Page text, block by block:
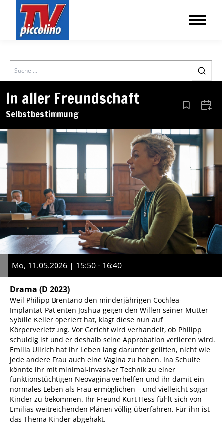
Search
In aller Freundschaft
Selbstbestimmung Aus den
Mo, 11.05.2026 | 15:50 - 16:40
Drama (D 2023)
Weil Philipp Brentano den minderjährigen Cochlea-
Implantat-Patienten Joshua gegen den Willen seiner Mutter
Sybille Keller operiert hat, klagt diese nun auf
Körperverletzung. Vor Gericht wird verhandelt, ob Philipp
schuldig ist und er deshalb seine Approbation verlieren wird.
Emilia Ullrich hat ihr Leben lang darunter gelitten, nicht wie
jede andere Frau auch eine Vagina zu haben. Ina Schulte
könnte ihr mit minimal-invasiver Technik zu einer
funktionstüchtigen Neovagina verhelfen und ihr damit ein
normales Leben als Frau ermöglichen – und vielleicht sogar
Kinder zu bekommen. Ihr Freund Kurt Hess fühlt sich von
Emilias weitreichenden Plänen völlig überfahren. Für ihn ist
das Thema Kinder abgehakt.